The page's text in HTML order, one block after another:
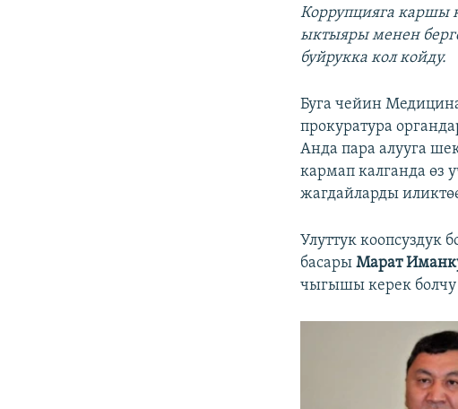
Коррупцияга каршы
ыктыяры менен
буйрукка кол койду.
Буга чейин
прокуратура
Анда пара алууга
кармап калганда өз
жагдайларды
Улуттук коопсуздук
басарыМарат
чыгышы керек болчу